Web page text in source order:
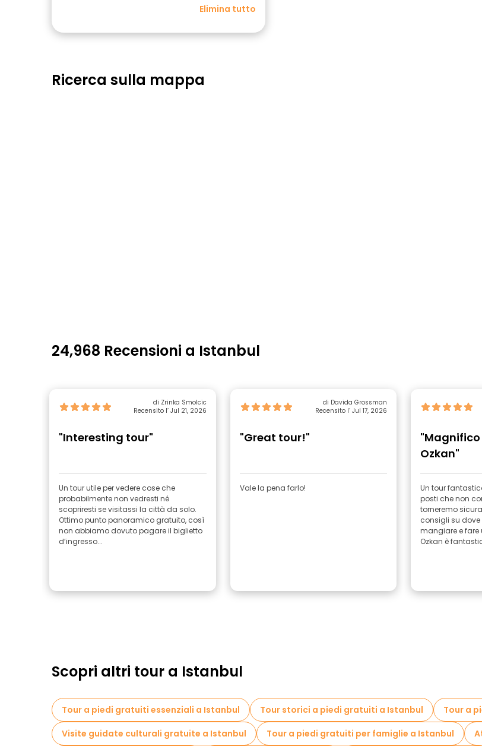
Elimina tutto
Ricerca sulla mappa
24,968 Recensioni a Istanbul
di Zrinka Smolcic
Recensito l’ Jul 21, 2026
"Interesting tour"
Un tour utile per vedere cose che
probabilmente non vedresti né
scopriresti se visitassi la città da solo.
Ottimo punto panoramico gratuito, così
non abbiamo dovuto pagare il biglietto
d’ingresso...
di Davida Grossman
Recensito l’ Jul 17, 2026
"Great tour!"
Vale la pena farlo!
Ozkan"
Un tour
posti che non
torneremo
consigli su
mangiare e
Ozkan è
Scopri altri tour a Istanbul
Tour a piedi gratuiti essenziali a Istanbul Tour storici a piedi gratuiti a Istanbul
Tour a
Visite guidate culturali gratuite a Istanbul
Tour a piedi gratuiti per famiglie a Istanbul